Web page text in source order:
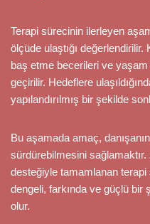
Terapi sürecinin ilerleyen
ölçüde ulaştığı değerlendirilir.
baş etme becerileri ve
geçirilir. Hedeflere
yapılandırılmış bir şekilde
Bu aşamada amaç,
sürdürebilmesini sağlamaktır.
desteğiyle tamamlanan
dengeli, farkında ve güçlü bir
olur.